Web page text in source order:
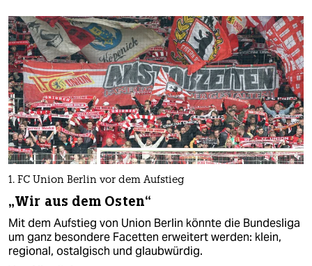
1. FC Union Berlin vor dem Aufstieg
„Wir aus dem Osten“
Mit dem Aufstieg von Union Berlin könnte die Bundesliga
um ganz besondere Facetten erweitert werden: klein,
regional, ostalgisch und glaubwürdig.